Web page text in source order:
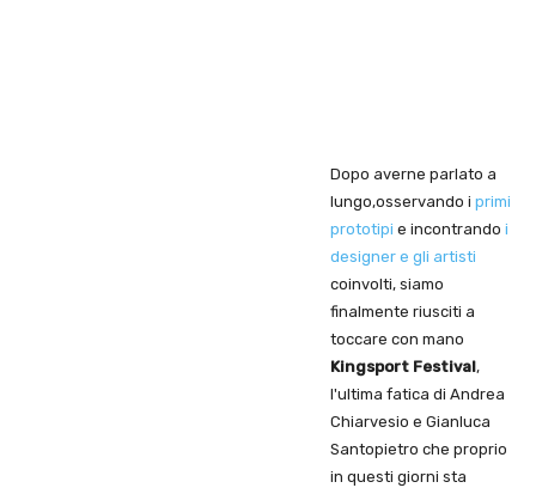
Dopo averne parlato a
lungo,osservando i primi
prototipi e incontrando i
designer e gli artisti
coinvolti, siamo
finalmente riusciti a
toccare con mano
Kingsport Festival,
l'ultima fatica di Andrea
Chiarvesio e Gianluca
Santopietro che proprio
in questi giorni sta